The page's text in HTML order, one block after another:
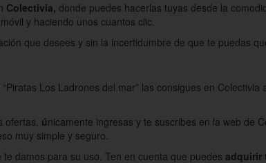
Colectivia, donde puedes hacerlas tuyas desde la
y haciendo unos cuantos clic.
que desees y sin la incertidumbre de que te puedas
Los Ladrones del mar” las consigues en Colectivia
ofertas, únicamente ingresas y te suscribes en la web de
muy simple y seguro.
damos para su uso. Ten en cuenta que puedes adquirir